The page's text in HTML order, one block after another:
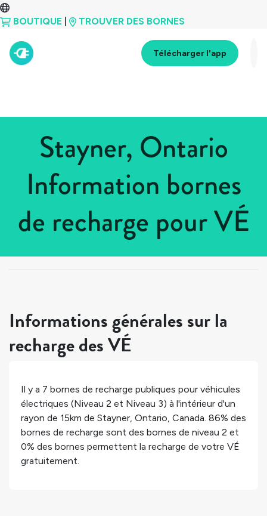
BOUTIQUE TROUVER DES BORNES
Télécharger l'app
Stayner, Ontario
Information bornes
de recharge pour VÉ
> Ontario
Informations générales sur la
recharge des VÉ
Il y a 7 bornes de recharge publiques pour véhicules
électriques (Niveau 2 et Niveau 3) à l'intérieur d'un
rayon de 15km de Stayner, Ontario, Canada. 86% des
bornes de recharge sont des bornes de niveau 2 et
0% des bornes permettent la recharge de votre VÉ
gratuitement.